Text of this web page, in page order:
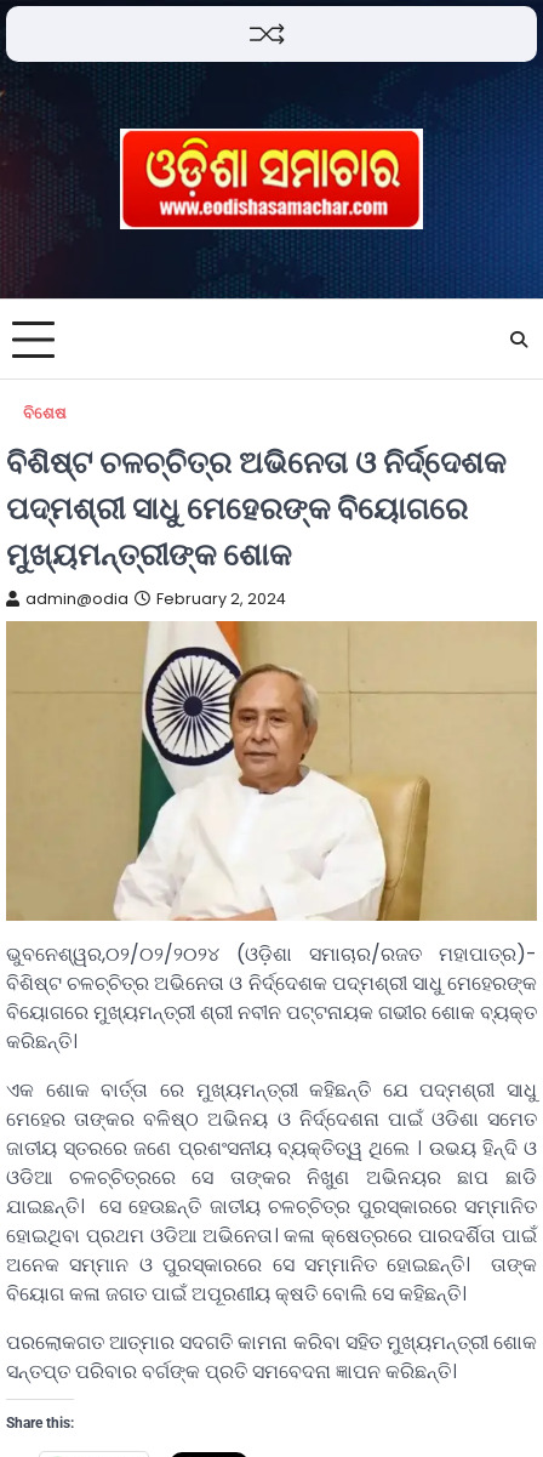
ବିଶେଷ
ବିଶିଷ୍ଟ ଚଳଚ୍ଚିତ୍ର ଅଭିନେତା ଓ ନିର୍ଦ୍ଦେଶକ
ପଦ୍ମଶ୍ରୀ ସାଧୁ ମେହେରଙ୍କ ବିୟୋଗରେ
ମୁଖ୍ୟମନ୍ତ୍ରୀଙ୍କ ଶୋକ
admin@odia February 2, 2024
ଭୁବନେଶ୍ୱର,୦୨/୦୨/୨୦୨୪ (ଓଡ଼ିଶା ସମାଚାର/ରଜତ ମହାପାତ୍ର)-
ବିଶିଷ୍ଟ ଚଳଚ୍ଚିତ୍ର ଅଭିନେତା ଓ ନିର୍ଦ୍ଦେଶକ ପଦ୍ମଶ୍ରୀ ସାଧୁ ମେହେରଙ୍କ
ବିୟୋଗରେ ମୁଖ୍ୟମନ୍ତ୍ରୀ ଶ୍ରୀ ନବୀନ ପଟ୍ଟନାୟକ ଗଭୀର ଶୋକ ବ୍ୟକ୍ତ
କରିଛନ୍ତି।
ଏକ ଶୋକ ବାର୍ତ୍ତା ରେ ମୁଖ୍ୟମନ୍ତ୍ରୀ କହିଛନ୍ତି ଯେ ପଦ୍ମଶ୍ରୀ ସାଧୁ
ମେହେର ତାଙ୍କର ବଳିଷ୍ଠ ଅଭିନୟ ଓ ନିର୍ଦ୍ଦେଶନା ପାଇଁ ଓଡିଶା ସମେତ
ଜାତୀୟ ସ୍ତରରେ ଜଣେ ପ୍ରଶଂସନୀୟ ବ୍ୟକ୍ତିତ୍ୱ ଥିଲେ । ଉଭୟ ହିନ୍ଦି ଓ
ଓଡିଆ ଚଳଚ୍ଚିତ୍ରରେ ସେ ତାଙ୍କର ନିଖୁଣ ଅଭିନୟର ଛାପ ଛାଡି
ଯାଇଛନ୍ତି। ସେ ହେଉଛନ୍ତି ଜାତୀୟ ଚଳଚ୍ଚିତ୍ର ପୁରସ୍କାରରେ ସମ୍ମାନିତ
ହୋଇଥିବା ପ୍ରଥମ ଓଡିଆ ଅଭିନେତା। କଳା କ୍ଷେତ୍ରରେ ପାରଦର୍ଶିତା ପାଇଁ
ଅନେକ ସମ୍ମାନ ଓ ପୁରସ୍କାରରେ ସେ ସମ୍ମାନିତ ହୋଇଛନ୍ତି। ତାଙ୍କ
ବିୟୋଗ କଳା ଜଗତ ପାଇଁ ଅପୂରଣୀୟ କ୍ଷତି ବୋଲି ସେ କହିଛନ୍ତି।
ପରଲୋକଗତ ଆତ୍ମାର ସଦଗତି କାମନା କରିବା ସହିତ ମୁଖ୍ୟମନ୍ତ୍ରୀ ଶୋକ
ସନ୍ତପ୍ତ ପରିବାର ବର୍ଗଙ୍କ ପ୍ରତି ସମବେଦନା ଜ୍ଞାପନ କରିଛନ୍ତି।
Share this: